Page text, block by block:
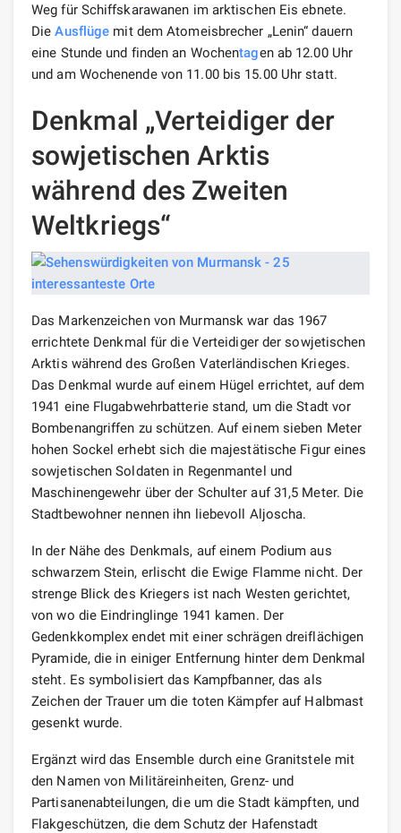
Weg für Schiffskarawanen im arktischen Eis ebnete.
DieAusflüge mit dem Atomeisbrecher „Lenin“ dauern
eine Stunde und finden an Wochentagen ab 12.00 Uhr
und am Wochenende von 11.00 bis 15.00 Uhr statt.
Denkmal „Verteidiger der
sowjetischen Arktis
während des Zweiten
Weltkriegs“
Das Markenzeichen von Murmansk war das 1967
errichtete Denkmal für die Verteidiger der sowjetischen
Arktis während des Großen Vaterländischen Krieges.
Das Denkmal wurde auf einem Hügel errichtet, auf dem
1941 eine Flugabwehrbatterie stand, um die Stadt vor
Bombenangriffen zu schützen. Auf einem sieben Meter
hohen Sockel erhebt sich die majestätische Figur eines
sowjetischen Soldaten in Regenmantel und
Maschinengewehr über der Schulter auf 31,5 Meter. Die
Stadtbewohner nennen ihn liebevoll Aljoscha.
In der Nähe des Denkmals, auf einem Podium aus
schwarzem Stein, erlischt die Ewige Flamme nicht. Der
strenge Blick des Kriegers ist nach Westen gerichtet,
von wo die Eindringlinge 1941 kamen. Der
Gedenkkomplex endet mit einer schrägen dreiflächigen
Pyramide, die in einiger Entfernung hinter dem Denkmal
steht. Es symbolisiert das Kampfbanner, das als
Zeichen der Trauer um die toten Kämpfer auf Halbmast
gesenkt wurde.
Ergänzt wird das Ensemble durch eine Granitstele mit
den Namen von Militäreinheiten, Grenz- und
Partisanenabteilungen, die um die Stadt kämpften, und
Flakgeschützen, die dem Schutz der Hafenstadt